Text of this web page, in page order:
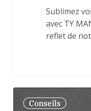
Sublimez
avec TY
reflet de
🌿
RoutineConseils
0